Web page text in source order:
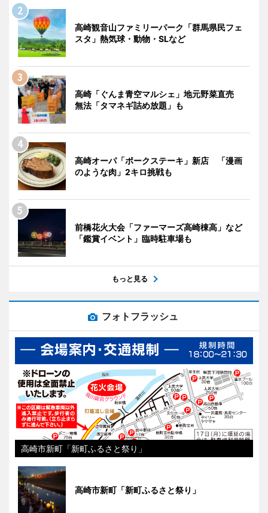
高崎観音山ファミリーパーク「群馬県民フェ
スタ」熱気球・動物・SLなど
高崎「ぐんま青空マルシェ」地元野菜直売
無法「タマネギ詰め放題」も
高崎オーパ「ポークステーキ」新店 「漫画
のような肉」2キロ挑戦も
前橋花火大会「ファーマーズ高崎棟高」など
「鑑賞イベント」臨時駐車場も
もっと見る
フォトフラッシュ
高崎市新町「新町ふるさと祭り」
高崎市新町「新町ふるさと祭り」